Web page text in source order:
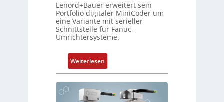
Lenord+Bauer erweitert sein
Portfolio digitaler MiniCoder um
eine Variante mit serieller
Schnittstelle für Fanuc-
Umrichtersysteme.
Weiterlesen:
D
r
e